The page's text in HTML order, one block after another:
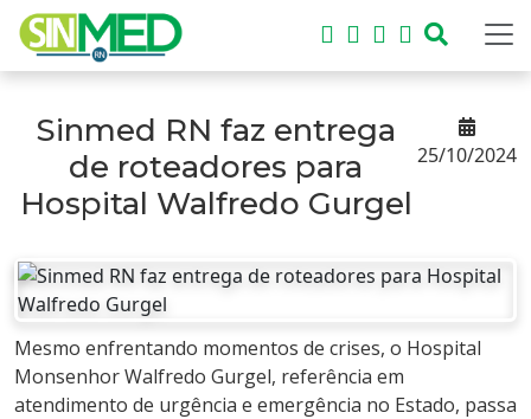
Sinmed RN faz entrega
de roteadores para
Hospital Walfredo Gurgel
25/10/2024
Mesmo enfrentando momentos de crises, o Hospital
Monsenhor Walfredo Gurgel, referência em
atendimento de urgência e emergência no Estado, passa